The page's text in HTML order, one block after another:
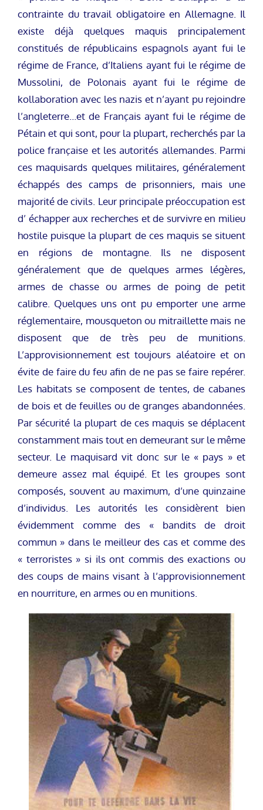
contrainte du travail obligatoire en Allemagne. Il
existe déjà quelques maquis principalement
constitués de républicains espagnols ayant fui le
régime de France, d’Italiens ayant fui le régime de
Mussolini, de Polonais ayant fui le régime de
kollaboration avec les nazis et n’ayant pu rejoindre
l’angleterre…et de Français ayant fui le régime de
Pétain et qui sont, pour la plupart, recherchés par la
police française et les autorités allemandes. Parmi
ces maquisards quelques militaires, généralement
échappés des camps de prisonniers, mais une
majorité de civils. Leur principale préoccupation est
d’ échapper aux recherches et de survivre en milieu
hostile puisque la plupart de ces maquis se situent
en régions de montagne. Ils ne disposent
généralement que de quelques armes légères,
armes de chasse ou armes de poing de petit
calibre. Quelques uns ont pu emporter une arme
réglementaire, mousqueton ou mitraillette mais ne
disposent que de très peu de munitions.
L’approvisionnement est toujours aléatoire et on
évite de faire du feu afin de ne pas se faire repérer.
Les habitats se composent de tentes, de cabanes
de bois et de feuilles ou de granges abandonnées.
Par sécurité la plupart de ces maquis se déplacent
constamment mais tout en demeurant sur le même
secteur. Le maquisard vit donc sur le « pays » et
demeure assez mal équipé. Et les groupes sont
composés, souvent au maximum, d’une quinzaine
d’individus. Les autorités les considèrent bien
évidemment comme des « bandits de droit
commun » dans le meilleur des cas et comme des
« terroristes » si ils ont commis des exactions ou
des coups de mains visant à l’approvisionnement
en nourriture, en armes ou en munitions.